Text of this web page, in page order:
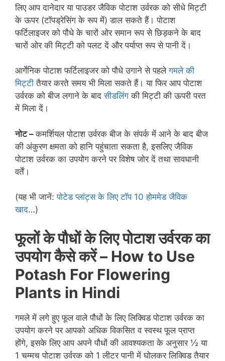
लिए आप दानेदार या पाउडर जैविक पोटाश उर्वरक को सीधे मिट्टी
के ऊपर (टॉपड्रेसिंग के रूप में) डाल सकते हैं। पोटाश
फर्टिलाइजर को पौधे के चारों ओर समान रूप से छिड़कने के बाद
चारों ओर की मिट्टी को पलट दें और पर्याप्त रूप से पानी दें।
आर्गेनिक पोटाश फर्टिलाइजर को पौधे उगाने से पहलेगमले की
मिट्टी तैयार करते समय भी मिला सकते हैं। या फिर आप पोटाश
उर्वरक को बीज लगाने के बादसीडलिंग की मिट्टी की ऊपरी परत
में मिला दें।
नोट –कमर्शियल पोटाश उर्वरक बीज के संपर्क में आने के बाद बीज
की अंकुरण क्षमता को हानि पहुंचाता सकता है, इसलिए जैविक
पोटाश उर्वरक का उपयोग करने पर विशेष जोर दें तथा सावधानी
वर्तें।
(यह भी जानें:पोटेड प्लांट्स के लिए टॉप 10 होममेड जैविक
खाद…)
फूलों के पौधों के लिए पोटाश उर्वरक का
उपयोग कैसे करें – How to Use
Potash For Flowering
Plants in Hindi
गमले में लगे हुए फूल वाले पौधों के लिए लिक्विड पोटाश उर्वरक का
उपयोग करने पर आपको अधिक विकसित व स्वस्थ फूल प्राप्त
होंगे, इसके लिए आप अपने पौधों की आवश्यकता के अनुसार ½ या
1 चम्मच पोटाश उर्वरक को 1 लीटर पानी में घोलकर लिक्विड तैयार